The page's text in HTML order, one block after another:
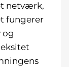
netværk,
fungerer
og